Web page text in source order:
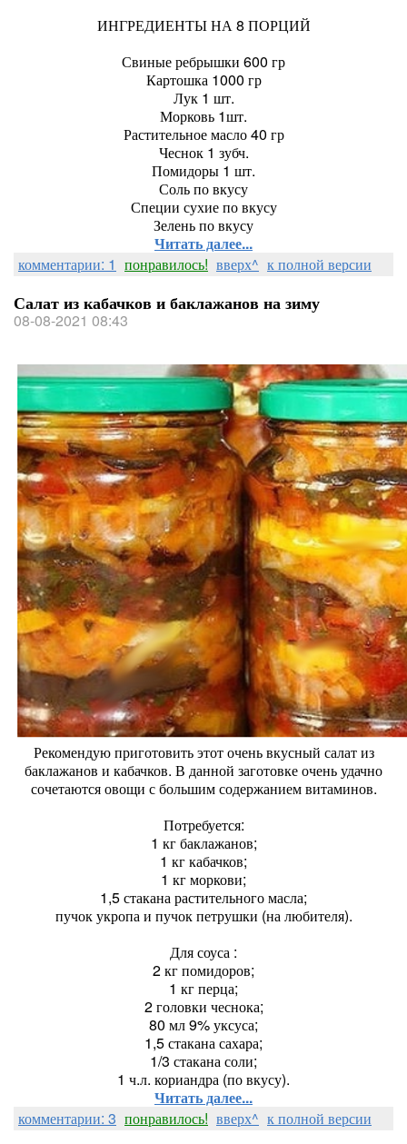
ИНГРЕДИЕНТЫ НА 8 ПОРЦИЙ
Свиные ребрышки 600 гр
Картошка 1000 гр
Лук 1 шт.
Морковь 1шт.
Растительное масло 40 гр
Чеснок 1 зубч.
Помидоры 1 шт.
Соль по вкусу
Специи сухие по вкусу
Зелень по вкусу
Читать далее...
комментарии: 1 понравилось! вверх^ к полной версии
Салат из кабачков и баклажанов на зиму
08-08-2021 08:43
Рекомендую приготовить этот очень вкусный салат из
баклажанов и кабачков. В данной заготовке очень удачно
сочетаются овощи с большим содержанием витаминов.
Потребуется:
1 кг баклажанов;
1 кг кабачков;
1 кг моркови;
1,5 стакана растительного масла;
пучок укропа и пучок петрушки (на любителя).
Для соуса :
2 кг помидоров;
1 кг перца;
2 головки чеснока;
80 мл 9% уксуса;
1,5 стакана сахара;
1/3 стакана соли;
1 ч.л. кориандра (по вкусу).
Читать далее...
комментарии: 3 понравилось! вверх^ к полной версии